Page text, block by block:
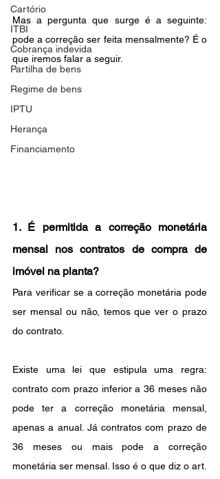
Cartório
ITBI
Cobrança indevida
Partilha de bens
Regime de bens
IPTU
Herança
Financiamento
Mas a pergunta que surge é a seguinte:
pode a correção ser feita mensalmente? É o
que iremos falar a seguir.
1. É permitida a correção monetária
mensal nos contratos de compra de
imóvel na planta?
Para verificar se a correção monetária pode
ser mensal ou não, temos que ver o prazo
do contrato.
Existe uma lei que estipula uma regra:
contrato com prazo inferior a 36 meses não
pode ter a correção monetária mensal,
apenas a anual. Já contratos com prazo de
36 meses ou mais pode a correção
monetária ser mensal. Isso é o que diz o art.